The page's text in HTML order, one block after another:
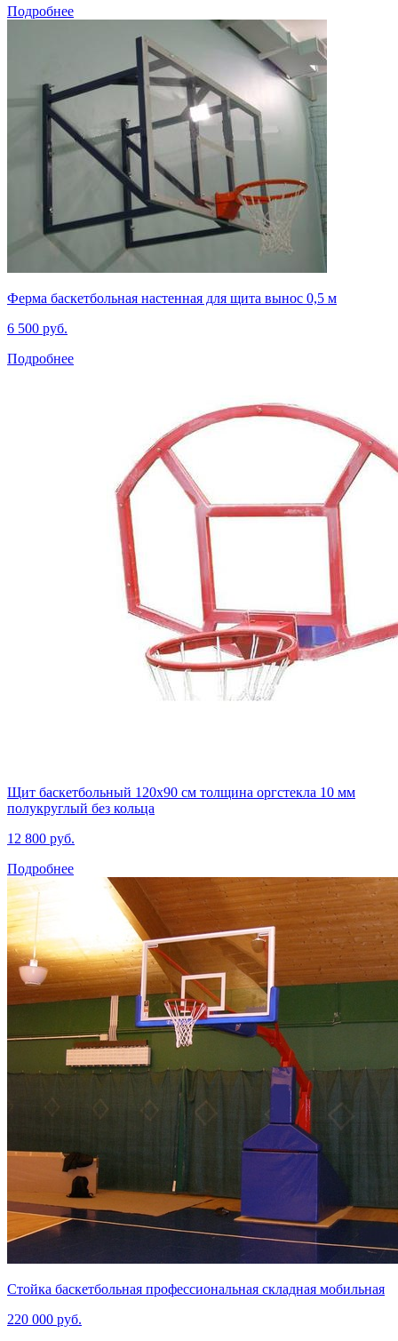
Подробнее
Ферма баскетбольная настенная для щита вынос 0,5 м
6 500 руб.
Подробнее
Щит баскетбольный 120х90 см толщина оргстекла 10 мм
полукруглый без кольца
12 800 руб.
Подробнее
Стойка баскетбольная профессиональная складная мобильная
220 000 руб.